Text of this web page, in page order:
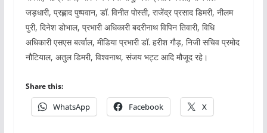
जड़धारी, प्रह्लाद पुष्पवान, डॉ. विनीत पोस्ती, राजेंद्र प्रसाद डिमरी, नीलम
पुरी, दिनेश डोभाल, प्रभारी अधिकारी बदरीनाथ विपिन तिवारी, विधि
अधिकारी एसएस बर्त्वाल, मीडिया प्रभारी डॉ. हरीश गौड़, निजी सचिव प्रमोद
नौटियाल, अतुल डिमरी, विश्वनाथ, संजय भट्ट आदि मौजूद रहे।
Share this:
WhatsApp Facebook X